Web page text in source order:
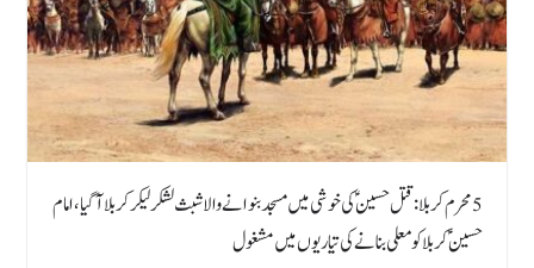
5 محرم کربلا : قتل حسین ؑ کی خوشی میں مسجد بنوانے والا شبث لشکرلیکر کربلا آ گیا، امام
حسین ؑ کربلا کو معلی بنانے کی تیاریوں میں مشغول